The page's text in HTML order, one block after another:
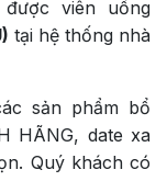
viên uống
tại hệ thống nhà
sản phẩm bổ
HÃNG, date xa
Quý khách có